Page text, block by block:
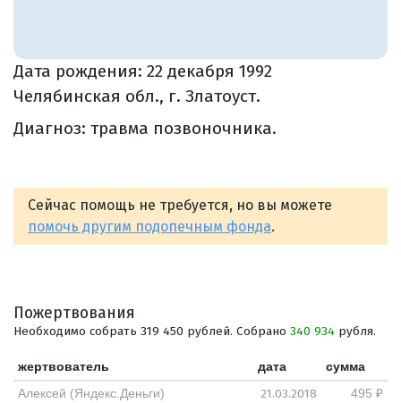
Дата рождения: 22 декабря 1992
Челябинская обл., г. Златоуст.
Диагноз: травма позвоночника.
Сейчас помощь не требуется, но вы можете
помочь другим подопечным фонда.
Пожертвования
Необходимо собрать 319 450 рублей. Собрано 340 934 рубля.
жертвователь дата
сумма
Алексей (Яндекс.Деньги)
21.03.2018
495 ₽